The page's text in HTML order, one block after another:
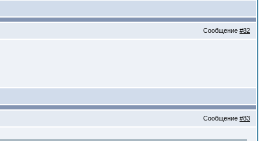
Сообщение #82
Сообщение #83